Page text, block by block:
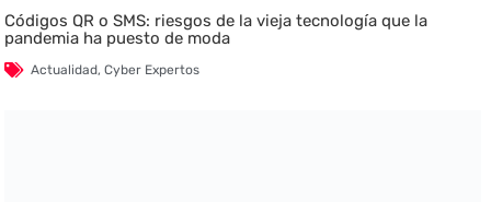
Códigos QR o SMS: riesgos de la vieja tecnología que la
pandemia ha puesto de moda
Actualidad,Cyber Expertos